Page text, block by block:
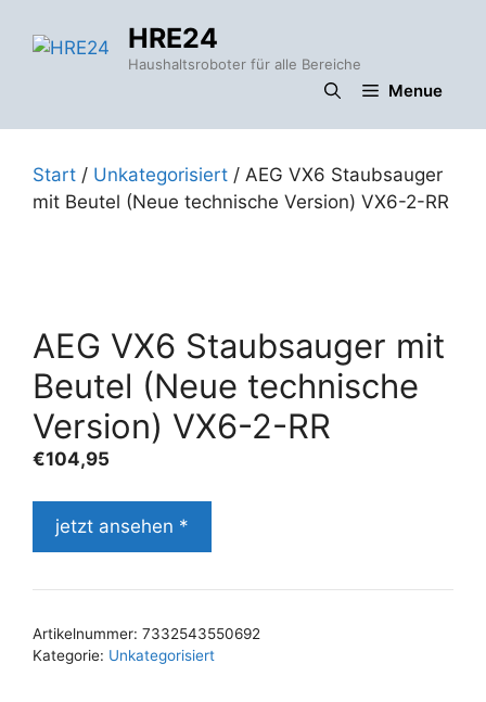
Inhalt
HRE24
Haushaltsroboter für alle Bereiche
Menue
Start / Unkategorisiert / AEG VX6 Staubsauger
mit Beutel (Neue technische Version) VX6-2-RR
AEG VX6 Staubsauger mit
Beutel (Neue technische
Version) VX6-2-RR
€104,95
jetzt ansehen *
Artikelnummer: 7332543550692
Kategorie: Unkategorisiert